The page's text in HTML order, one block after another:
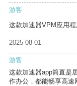
游客
这款加速器VPM应用
2025-08-01
游客
这款加速器app简直是
作办公，都能畅享高